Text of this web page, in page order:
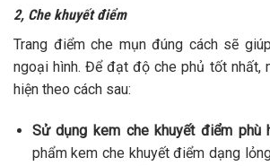
2, Che khuyết điểm
Trang điểm che mụn đúng cách sẽ
ngoại hình. Để đạt độ che phủ tốt nhất,
hiện theo cách sau:
Sử dụng kem che khuyết điểm phù
phẩm kem che khuyết điểm dạng